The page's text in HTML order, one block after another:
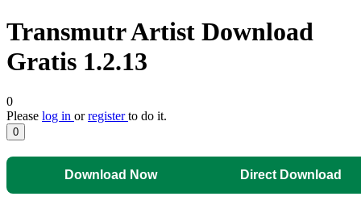
Transmutr Artist Download
Gratis 1.2.13
0
Please log in orregisterto do it.
0
Download Now Direct Download